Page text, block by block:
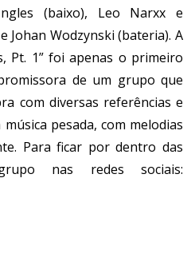
(baixo), Leo Narxx e
Johan Wodzynski (bateria). A
Pt. 1” foi apenas o primeiro
de um grupo que
com diversas referências e
pesada, com melodias
Para ficar por dentro das
nas redes sociais: